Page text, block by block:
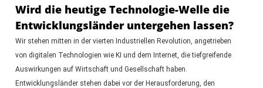
Wird die heutige Technologie-Welle die
Entwicklungsländer untergehen lassen?
Wir stehen mitten in der vierten Industriellen Revolution, angetrieben
von digitalen Technologien wie KI und dem Internet, die tiefgreifende
Auswirkungen auf Wirtschaft und Gesellschaft haben.
Entwicklungsländer stehen dabei vor der Herausforderung, den